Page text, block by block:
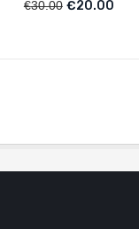
€30.00 €20.00